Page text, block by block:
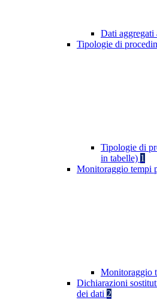
Dati aggregati
Tipologie di
Tipologie di
in tabelle) 1
Monitoraggio tempi
Monitoraggio
Dichiarazioni
dei dati 2